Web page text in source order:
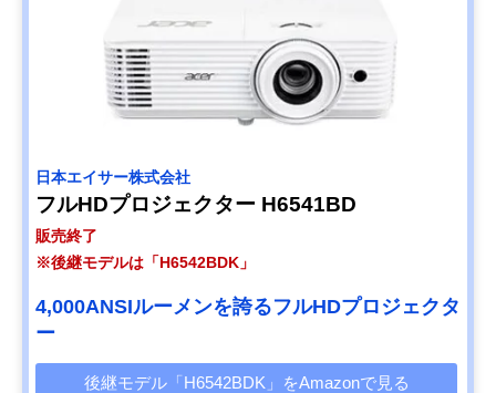
日本エイサー株式会社
フルHDプロジェクター H6541BD
販売終了
※後継モデルは「H6542BDK」
4,000ANSIルーメンを誇るフルHDプロジェクタ
ー
後継モデル「H6542BDK」をAmazonで見る